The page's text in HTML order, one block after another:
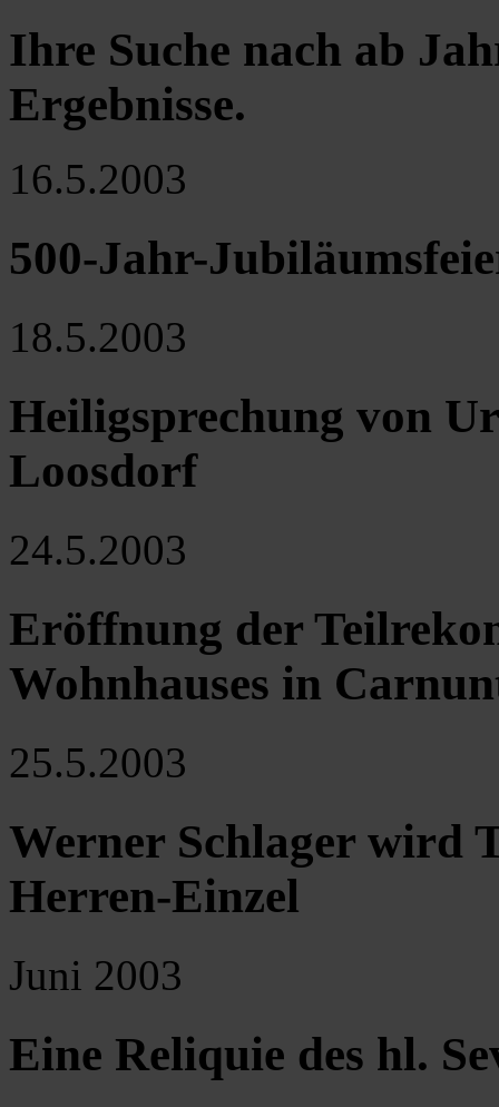
Ihre Suche nach ab
Ergebnisse.
16.5.2003
500-Jahr-
18.5.2003
Heiligsprechung von
Loosdorf
24.5.2003
Eröffnung der
Wohnhauses in
25.5.2003
Werner Schlager wird
Herren-Einzel
Juni 2003
Eine Reliquie des hl.